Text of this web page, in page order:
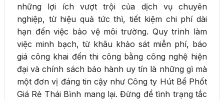
những lợi ích vượt trội của dịch vụ chuyên
nghiệp, từ hiệu quả tức thì, tiết kiệm chi phí dài
hạn đến việc bảo vệ môi trường. Quy trình làm
việc minh bạch, từ khâu khảo sát miễn phí, báo
giá công khai đến thi công bằng công nghệ hiện
đại và chính sách bảo hành uy tín là những gì mà
một đơn vị đáng tin cậy như Công ty Hút Bể Phốt
Giá Rẻ Thái Bình mang lại. Đừng để tình trạng tắc